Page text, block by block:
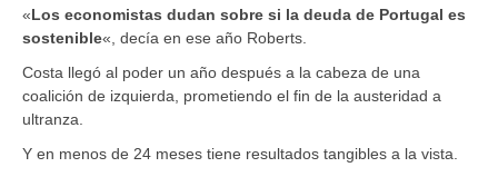
«Los economistas dudan sobre si la deuda de Portugal es
sostenible«, decía en ese año Roberts.
Costa llegó al poder un año después a la cabeza de una
coalición de izquierda, prometiendo el fin de la austeridad a
ultranza.
Y en menos de 24 meses tiene resultados tangibles a la vista.